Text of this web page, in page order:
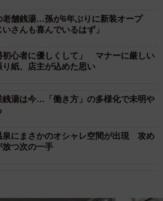
老舗銭湯…孫が6年ぶりに新装オープ
さんも喜んでいるはず」
初心者に優しくして」 マナーに厳しい
紙、店主が込めた思い
銭湯は今…「働き方」の多様化で未明や
泉にまさかのオシャレ空間が出現 攻め
つ次の一手